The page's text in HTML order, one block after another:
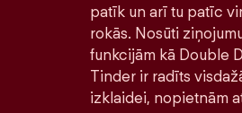
patīk un arī tu patīc
rokās. Nosūti
funkcijām kā Double
Tinder ir radīts
izklaidei, nopietnām